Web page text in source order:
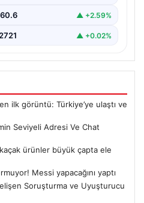
▲ +2.59%
▲ +0.02%
ilk görüntü: Türkiye’ye ulaştı ve
Seviyeli Adresi Ve Chat
kaçak ürünler büyük çapta ele
Messi yapacağını yaptı
Soruşturma ve Uyuşturucu